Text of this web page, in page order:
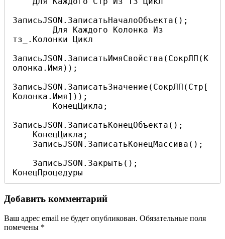
ЗаписьJSON.ЗаписатьНачалоОбъекта();
тз_.Колонки Цикл
ЗаписьJSON.ЗаписатьИмяСвойства(СокрЛП(К
олонка.Имя));
ЗаписьJSON.ЗаписатьЗначение(СокрЛП(Стр[
Колонка.Имя]));
ЗаписьJSON.ЗаписатьКонецОбъекта();
Добавить комментарий
Ваш адрес email не будет опубликован. Обязательные поля
помечены *